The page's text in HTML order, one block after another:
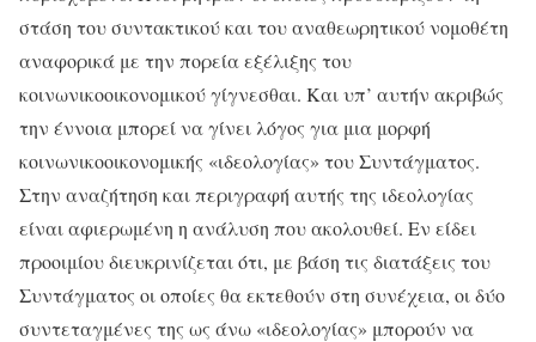
στάση του συντακτικού και του αναθεωρητικού νομοθέτη
αναφορικά με την πορεία εξέλιξης του
κοινωνικοοικονομικού γίγνεσθαι. Και υπ’ αυτήν ακριβώς
την έννοια μπορεί να γίνει λόγος για μια μορφή
κοινωνικοοικονομικής «ιδεολογίας» του Συντάγματος.
Στην αναζήτηση και περιγραφή αυτής της ιδεολογίας
είναι αφιερωμένη η ανάλυση που ακολουθεί. Εν είδει
προοιμίου διευκρινίζεται ότι, με βάση τις διατάξεις του
Συντάγματος οι οποίες θα εκτεθούν στη συνέχεια, οι δύο
συντεταγμένες της ως άνω «ιδεολογίας» μπορούν να